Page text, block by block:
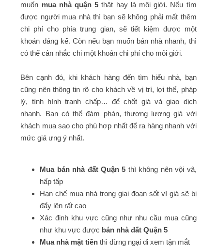
muốn mua nhà quận 5 thật hay là môi giới. Nếu tìm
được người mua nhà thì bạn sẽ không phải mất thêm
chi phí cho phía trung gian, sẽ tiết kiệm được một
khoản đáng kể. Còn nếu bạn muốn bán nhà nhanh, thì
có thể cân nhắc chi một khoản chi phí cho môi giới.
Bên cạnh đó, khi khách hàng đến tìm hiểu nhà, bạn
cũng nên thông tin rõ cho khách về vị trí, lợi thế, pháp
lý, tình hình tranh chấp… để chốt giá và giao dịch
nhanh. Bạn có thể đàm phán, thương lượng giá với
khách mua sao cho phù hợp nhất để ra hàng nhanh với
mức giá ưng ý nhất.
Mua bán nhà đất Quận 5 thì không nên vội vã,
hấp tấp
Hạn chế mua nhà trong giai đoạn sốt vì giá sẽ bị
đẩy lên rất cao
Xác định khu vực cũng như nhu cầu mua cũng
như khu vực được bán nhà đất Quận 5
Mua nhà mặt tiền thì đừng ngại đi xem tận mắt